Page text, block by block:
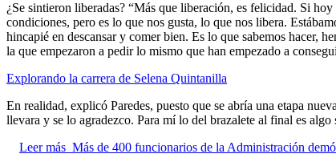
¿Se sintieron liberadas? “Más que liberación, es felicidad. Si
condiciones, pero es lo que nos gusta, lo que nos libera.
hincapié en descansar y comer bien. Es lo que sabemos hacer,
la que empezaron a pedir lo mismo que han empezado a
Explorando la carrera de Selena Quintanilla
En realidad, explicó Paredes, puesto que se abría una etapa
llevara y se lo agradezco. Para mí lo del brazalete al final es
Leer más Más de 400 funcionarios de la Administración